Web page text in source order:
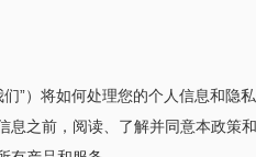
”）将如何处理您的个人信息和
之前，阅读、了解并同意本政策